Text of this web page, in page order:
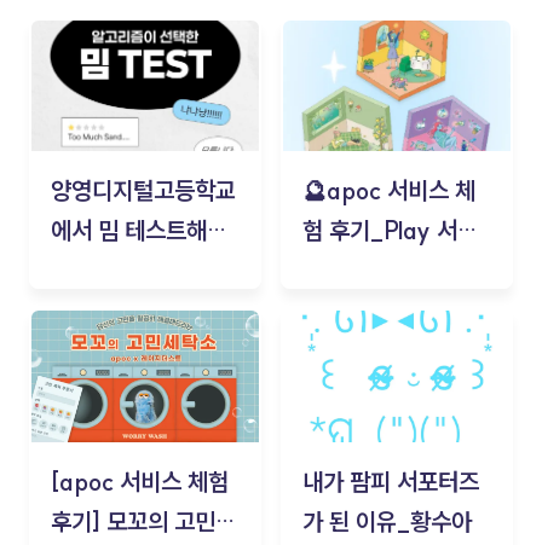
양영디지털고등학교
에서 밈 테스트해보
🔮apoc 서비스 체
험 후기_Play 서비
김태현
[apoc 서비스 체험
후기] 모꼬의 고민세
내가 팜피 서포터즈
가 된 이유_황수아